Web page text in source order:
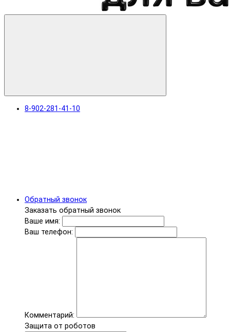
8-902-281-41-10
Обратный звонок
Заказать обратный звонок
Ваше имя:
Ваш телефон:
Комментарий:
Защита от роботов